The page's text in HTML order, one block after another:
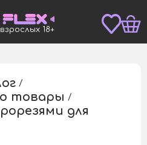
18+
/
товары /
для